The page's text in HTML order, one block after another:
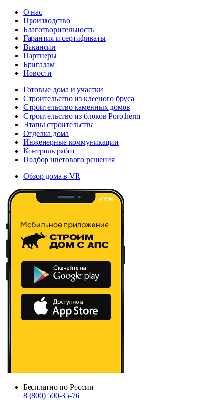
О нас
Производство
Благотворительность
Гарантия и сертификаты
Вакансии
Партнеры
Бригадам
Новости
Готовые дома и участки
Строительство из клееного бруса
Строительство каменных домов
Строительство из блоков Porotherm
Этапы строительства
Отделка дома
Инженерные коммуникации
Контроль работ
Подбор цветового решения
Обзор дома в VR
Бесплатно по России
8 (800) 500-35-76